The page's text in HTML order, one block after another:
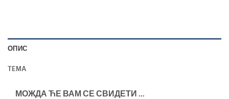
ОПИС
TEМА
МОЖДА ЋЕ ВАМ СЕ СВИДЕТИ ...